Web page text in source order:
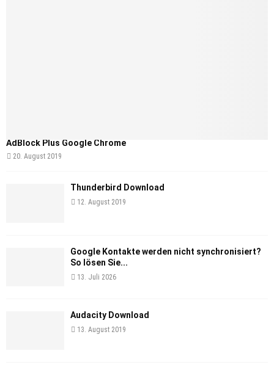
AdBlock Plus Google Chrome
20. August 2019
Thunderbird Download
12. August 2019
Google Kontakte werden nicht synchronisiert?
So lösen Sie...
13. Juli 2026
Audacity Download
13. August 2019